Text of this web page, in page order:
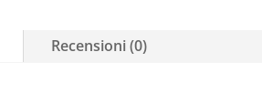
Recensioni (0)